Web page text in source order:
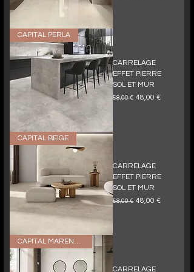
CAPITAL PERLA
CARRELAGE
EFFET PIERRE
SOL ET MUR
Prix original
58,00 € Prix promotionnel
48,00 €
CAPITAL BEIGE
CARRELAGE
EFFET PIERRE
SOL ET MUR
Prix original
58,00 € Prix promotionnel
48,00 €
CAPITAL MARENGO
CARRELAGE